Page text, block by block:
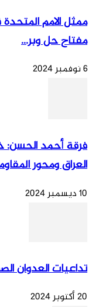
ممثل الامم
مفتاح حل وبر...
6 نوفمبر 2024
فرقة أحمد الحسن:
العراق ومحور
10 ديسمبر 2024
تداعيات العدوان
20 أكتوبر 2024